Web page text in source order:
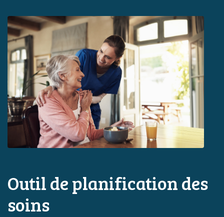
Outil de planification des
soins